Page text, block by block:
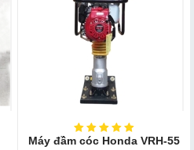
Máy đầm cóc Honda VRH-55